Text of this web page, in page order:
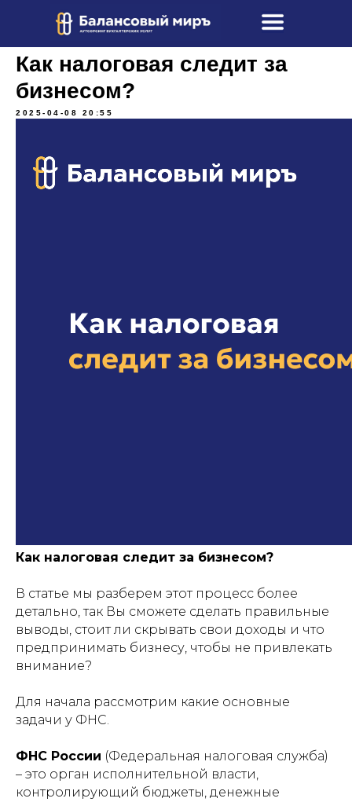
Как налоговая следит за
бизнесом?
2025-04-08 20:55
Как налоговая следит за бизнесом?
В статье мы разберем этот процесс более
детально, так Вы сможете сделать правильные
выводы, стоит ли скрывать свои доходы и что
предпринимать бизнесу, чтобы не привлекать
внимание?
Для начала рассмотрим какие основные
задачи у ФНС.
ФНС России (Федеральная налоговая служба)
– это орган исполнительной власти,
контролирующий бюджеты, денежные